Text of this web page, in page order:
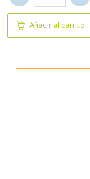
Añadir al carrito